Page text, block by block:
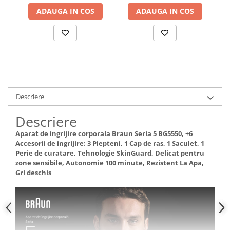
Saculet, AquaGrip pentru
control sub dus,
ADAUGA IN COS
mm All-in-One, 2 capete
trimmer specializ
ADAUGA IN COS
Descriere
Descriere
Aparat de ingrijire corporala Braun Seria 5 BG5550, +6
Accesorii de ingrijire: 3 Piepteni, 1 Cap de ras, 1 Saculet, 1
Perie de curatare, Tehnologie SkinGuard, Delicat pentru
zone sensibile, Autonomie 100 minute, Rezistent La Apa,
Gri deschis